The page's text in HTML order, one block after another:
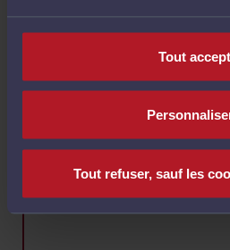
Tout
Tout refuser, sauf les
Procédure devant une cour
rédaction mémoire en réplique et
Procédure au fond devant un tribunal
introductive d'instance, rédaction
de plaidoirie)